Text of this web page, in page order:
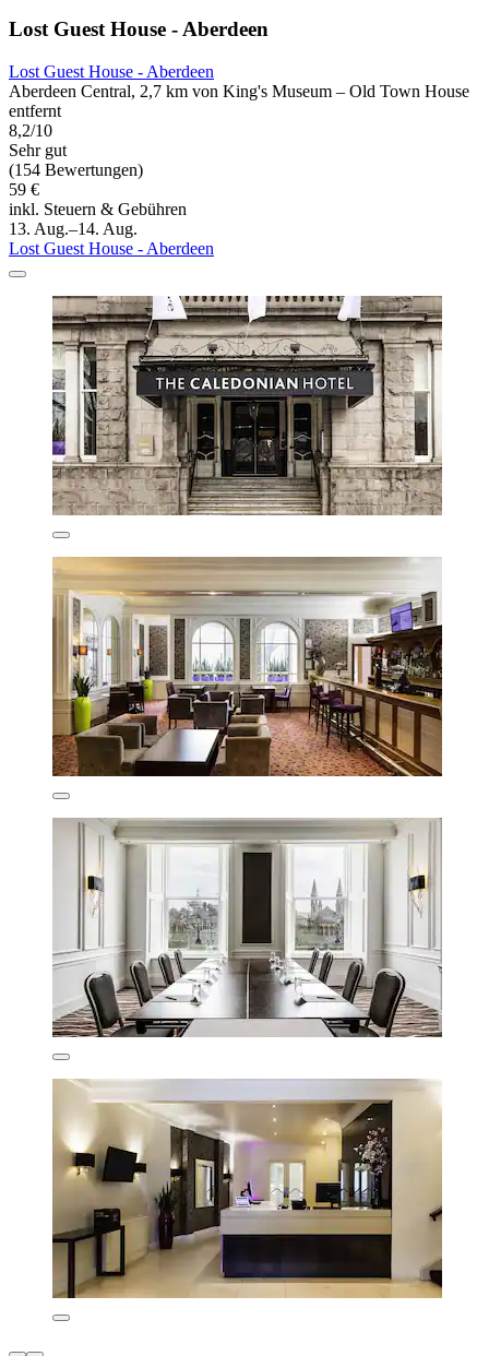
Lost Guest House - Aberdeen
Lost Guest House - Aberdeen
Aberdeen Central, 2,7 km von King's Museum – Old Town House
entfernt
8,2/10
Sehr gut
(154 Bewertungen)
59 €
inkl. Steuern & Gebühren
13. Aug.–14. Aug.
Lost Guest House - Aberdeen